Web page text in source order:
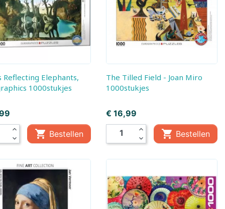
Baby
Little Dutch,
Boekjes
Little Dutch, Fairy
Garden
1000stukjes
expand_less
expand_more
 Bestellen
The Tilled Field - Joan Miro
1000stukjes
Prijs
€ 16,99
expand_less
expand_more
 Bestellen